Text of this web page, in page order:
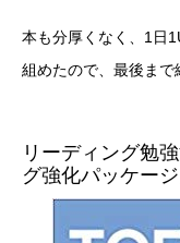
本も分厚くなく、1日
組めたので、最後まで
リーディング勉
グ強化パッケー